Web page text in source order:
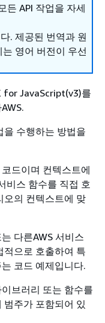
든 API 작업을 자세
. 제공된 번역과 원
영어 버전이 우선
for JavaScript(v3)를
을 수행하는 방법을
드이며 컨텍스트에
비스 함수를 직접 호
오의 컨텍스트에 맞
다른AWS 서비스
적으로 호출하여 특
코드 예제입니다.
브러리 또는 함수를
주가 포함되어 있